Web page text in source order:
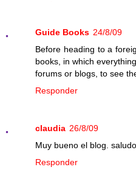
Guide Books 24/8/09
Before heading to a
books, in which
forums or blogs, to see
Responder
claudia 26/8/09
Muy bueno el blog.
Responder